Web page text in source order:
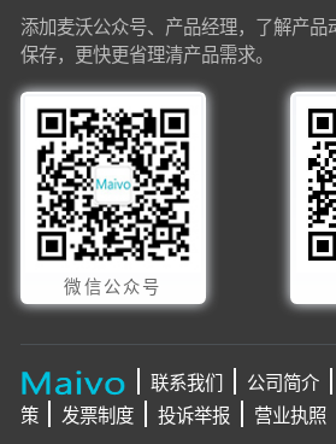
添加麦沃公众号、产品经理，了解产品
保存，更快更省理清产品需求。
微信公众号
联系我们 公司简介
策
发票制度 投诉举报 营业执照